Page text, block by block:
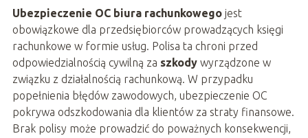
Ubezpieczenie OC biura rachunkowegojest
obowiązkowe dla przedsiębiorców prowadzących księgi
rachunkowe w formie usług. Polisa ta chroni przed
odpowiedzialnością cywilną za szkodywyrządzone w
związku z działalnością rachunkową. W przypadku
popełnienia błędów zawodowych, ubezpieczenie OC
pokrywa odszkodowania dla klientów za straty finansowe.
Brak polisy może prowadzić do poważnych konsekwencji,